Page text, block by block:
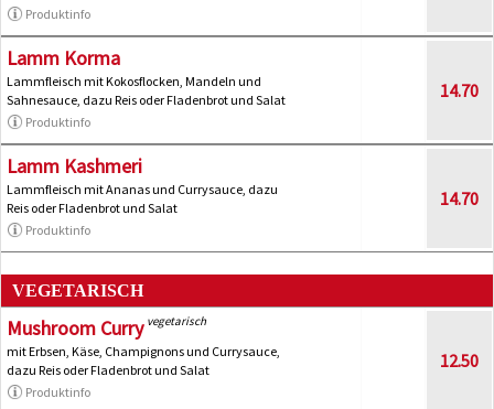
Produktinfo
Lamm Korma
Lammfleisch mit Kokosflocken, Mandeln und
Sahnesauce, dazu Reis oder Fladenbrot und Salat
Produktinfo
14.70
Lamm Kashmeri
Lammfleisch mit Ananas und Currysauce, dazu
Reis oder Fladenbrot und Salat
Produktinfo
14.70
VEGETARISCH
Mushroom Curry vegetarisch
mit Erbsen, Käse, Champignons und Currysauce,
dazu Reis oder Fladenbrot und Salat
Produktinfo
12.50